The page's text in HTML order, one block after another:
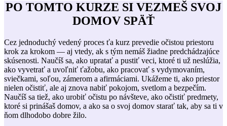
PO TOMTO KURZE SI VEZMEŠ SVOJ
DOMOV SPÄŤ
Cez jednoduchý vedený proces ťa kurz prevedie očistou priestoru
krok za krokom — aj vtedy, ak s tým nemáš žiadne predchádzajúce
skúsenosti. Naučíš sa, ako upratať a pustiť veci, ktoré ti už neslúžia,
ako vyvetrať a uvoľniť ťažobu, ako pracovať s vydymovaním,
sviečkami, soľou, zámerom a afirmáciami. Ukážeme ti, ako priestor
nielen očistiť, ale aj znova nabiť pokojom, svetlom a bezpečím.
Naučíš sa tiež, ako urobiť očistu po návšteve, ako očistiť predmety,
ktoré si prinášaš domov, a ako sa o svoj domov starať tak, aby sa ti v
ňom dlhodobo dobre žilo.